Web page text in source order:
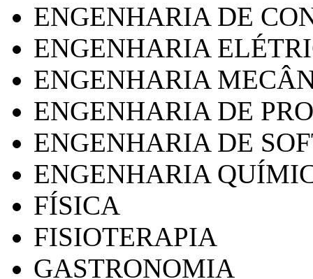
ENGENHARIA DE
ENGENHARIA
ENGENHARIA
ENGENHARIA DE
ENGENHARIA DE
ENGENHARIA
FÍSICA
FISIOTERAPIA
GASTRONOMIA